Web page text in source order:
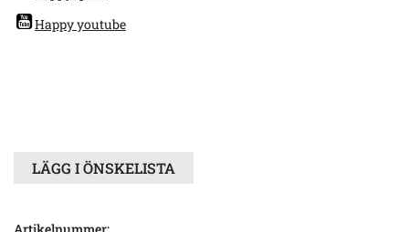
Happy youtube
LÄGG I ÖNSKELISTA